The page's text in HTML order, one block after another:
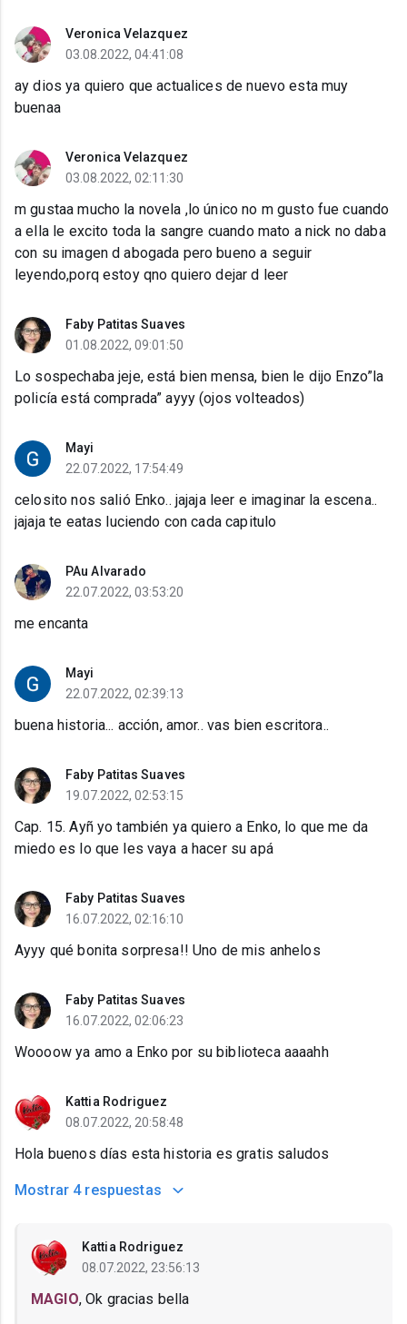
Veronica Velazquez
03.08.2022, 04:41:08
ay dios ya quiero que actualices de nuevo esta muy
buenaa
Veronica Velazquez
03.08.2022, 02:11:30
m gustaa mucho la novela ,lo único no m gusto fue cuando
a ella le excito toda la sangre cuando mato a nick no daba
con su imagen d abogada pero bueno a seguir
leyendo,porq estoy qno quiero dejar d leer
Faby Patitas Suaves
01.08.2022, 09:01:50
Lo sospechaba jeje, está bien mensa, bien le dijo Enzo”la
policía está comprada” ayyy (ojos volteados)
Mayi
22.07.2022, 17:54:49
celosito nos salió Enko.. jajaja leer e imaginar la escena..
jajaja te eatas luciendo con cada capitulo
PAu Alvarado
22.07.2022, 03:53:20
me encanta
Mayi
22.07.2022, 02:39:13
buena historia... acción, amor.. vas bien escritora..
Faby Patitas Suaves
19.07.2022, 02:53:15
Cap. 15. Ayñ yo también ya quiero a Enko, lo que me da
miedo es lo que les vaya a hacer su apá
Faby Patitas Suaves
16.07.2022, 02:16:10
Ayyy qué bonita sorpresa!! Uno de mis anhelos
Faby Patitas Suaves
16.07.2022, 02:06:23
Woooow ya amo a Enko por su biblioteca aaaahh
Kattia Rodriguez
08.07.2022, 20:58:48
Hola buenos días esta historia es gratis saludos
Mostrar 4 respuestas
Kattia Rodriguez
08.07.2022, 23:56:13
MAGIO, Ok gracias bella